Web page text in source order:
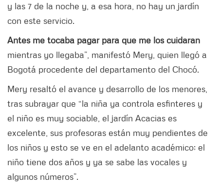
y las 7 de la noche y, a esa hora, no hay un jardín
con este servicio.
Antes me tocaba pagar para que me los cuidaran
mientras yo llegaba”, manifestó Mery, quien llegó a
Bogotá procedente del departamento del Chocó.
Mery resaltó el avance y desarrollo de los menores,
tras subrayar que “la niña ya controla esfinteres y
el niño es muy sociable, el jardín Acacias es
excelente, sus profesoras están muy pendientes de
los niños y esto se ve en el adelanto académico; el
niño tiene dos años y ya se sabe las vocales y
algunos números”.